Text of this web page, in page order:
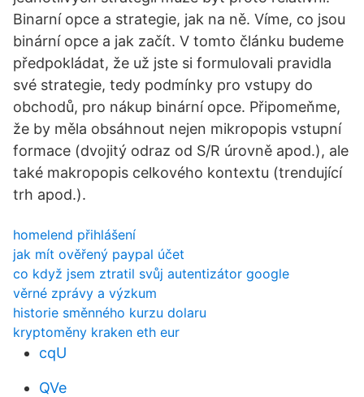
Binarní opce a strategie, jak na ně. Víme, co jsou
binární opce a jak začít. V tomto článku budeme
předpokládat, že už jste si formulovali pravidla
své strategie, tedy podmínky pro vstupy do
obchodů, pro nákup binární opce. Připomeňme,
že by měla obsáhnout nejen mikropopis vstupní
formace (dvojitý odraz od S/R úrovně apod.), ale
také makropopis celkového kontextu (trendující
trh apod.).
homelend přihlášení
jak mít ověřený paypal účet
co když jsem ztratil svůj autentizátor google
věrné zprávy a výzkum
historie směnného kurzu dolaru
kryptoměny kraken eth eur
cqU
QVe